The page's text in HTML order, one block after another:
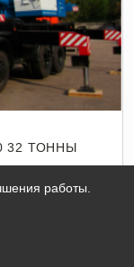
32 ТОННЫ
Шоссейный
работы.